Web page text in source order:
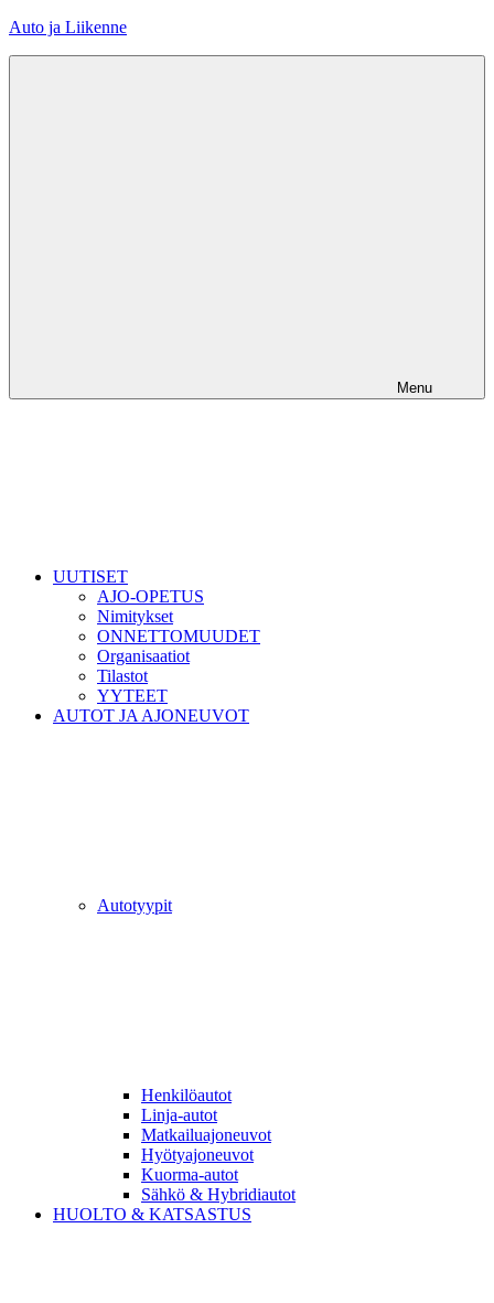
Skip
Auto ja Liikenne
Menu
UUTISET
AJO-OPETUS
Nimitykset
ONNETTOMUUDET
Organisaatiot
Tilastot
YYTEET
AUTOT JA AJONEUVOT
Autotyypit
Henkilöautot
Linja-autot
Matkailuajoneuvot
Hyötyajoneuvot
Kuorma-autot
Sähkö & Hybridiautot
HUOLTO & KATSASTUS